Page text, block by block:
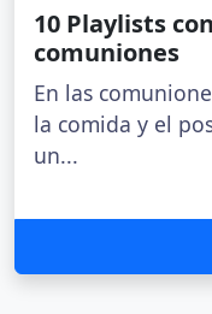
10 Playlists
comuniones
En las
la comida y el
un...